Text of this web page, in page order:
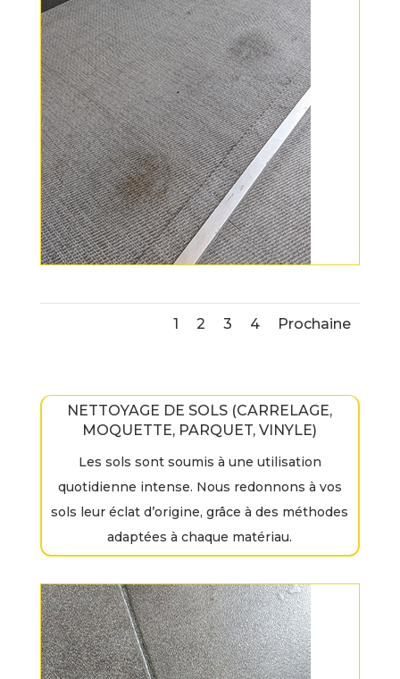
1 2 3 4 Prochaine
NETTOYAGE DE SOLS (CARRELAGE,
MOQUETTE, PARQUET, VINYLE)
Les sols sont soumis à une utilisation
quotidienne intense. Nous redonnons à vos
sols leur éclat d’origine, grâce à des méthodes
adaptées à chaque matériau.